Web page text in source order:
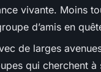
vivante. Moins
d’amis en
de larges
qui cherchent à